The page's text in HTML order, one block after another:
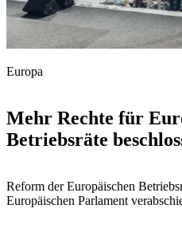
Europa
Mehr Rechte für
Betriebsräte
Reform der Europäischen
Europäischen Parlament